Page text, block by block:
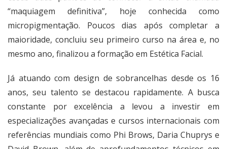
“maquiagem definitiva”, hoje conhecida como
micropigmentação. Poucos dias após completar a
maioridade, concluiu seu primeiro curso na área e, no
mesmo ano, finalizou a formação em Estética Facial.
Já atuando com design de sobrancelhas desde os 16
anos, seu talento se destacou rapidamente. A busca
constante por excelência a levou a investir em
especializações avançadas e cursos internacionais com
referências mundiais como Phi Brows, Daria Chuprys e